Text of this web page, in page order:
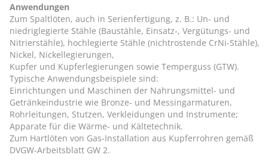
Anwendungen
Zum Spaltlöten, auch in Serienfertigung, z. B.: Un- und
niedriglegierte Stähle (Baustähle, Einsatz‑, Vergütungs- und
Nitrierstähle), hochlegierte Stähle (nichtrostende CrNi-Stähle),
Nickel, Nickellegierungen,
Kupfer und Kupferlegierungen sowie Temperguss (GTW).
Typische Anwendungsbeispiele sind:
Einrichtungen und Maschinen der Nahrungsmittel- und
Getränkeindustrie wie Bronze- und Messingarmaturen,
Rohrleitungen, Stutzen, Verkleidungen und Instrumente;
Apparate für die Wärme- und Kältetechnik.
Zum Hartlöten von Gas-Installation aus Kupferrohren gemäß
DVGW-Arbeitsblatt GW 2.